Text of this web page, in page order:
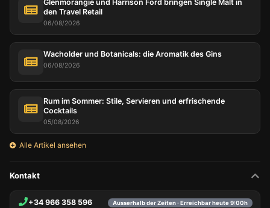
Glenmorangie und Harrison Ford bringen Single Malt in
den Travel Retail
06/08/2026
Wacholder und Botanicals: die Aromatik des Gins
06/08/2026
Rum im Sommer: Stile, Servieren und erfrischende
Cocktails
05/08/2026
Alle Artikel ansehen
Kontakt
+34 966 358 596 Ausserhalb der Zeiten · Erreichbar heute 9:00h